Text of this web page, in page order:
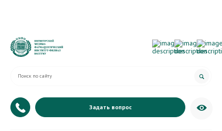
Задать вопрос